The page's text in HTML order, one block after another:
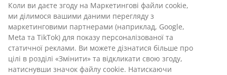
Коли ви даєте згоду на Маркетингові файли cookie,
ми ділимося вашими даними перегляду з
маркетинговими партнерами (наприклад, Google,
Meta та TikTok) для показу персоналізованої та
статичної реклами. Ви можете дізнатися більше про
цілі в розділі «Змінити» та відкликати свою згоду,
натиснувши значок файлу cookie. Натискаючи